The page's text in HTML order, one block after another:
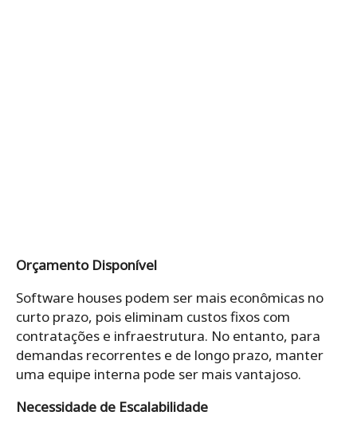
Orçamento Disponível
Software houses podem ser mais econômicas no
curto prazo, pois eliminam custos fixos com
contratações e infraestrutura. No entanto, para
demandas recorrentes e de longo prazo, manter
uma equipe interna pode ser mais vantajoso.
Necessidade de Escalabilidade